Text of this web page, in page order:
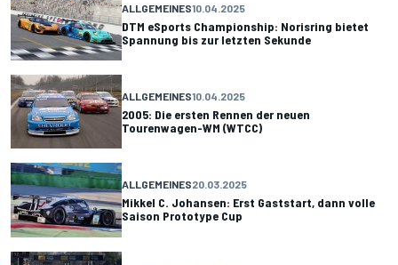
ALLGEMEINES10.04.2025
DTM eSports Championship: Norisring bietet
Spannung bis zur letzten Sekunde
ALLGEMEINES10.04.2025
2005: Die ersten Rennen der neuen
Tourenwagen-WM (WTCC)
ALLGEMEINES20.03.2025
Mikkel C. Johansen: Erst Gaststart, dann volle
Saison Prototype Cup